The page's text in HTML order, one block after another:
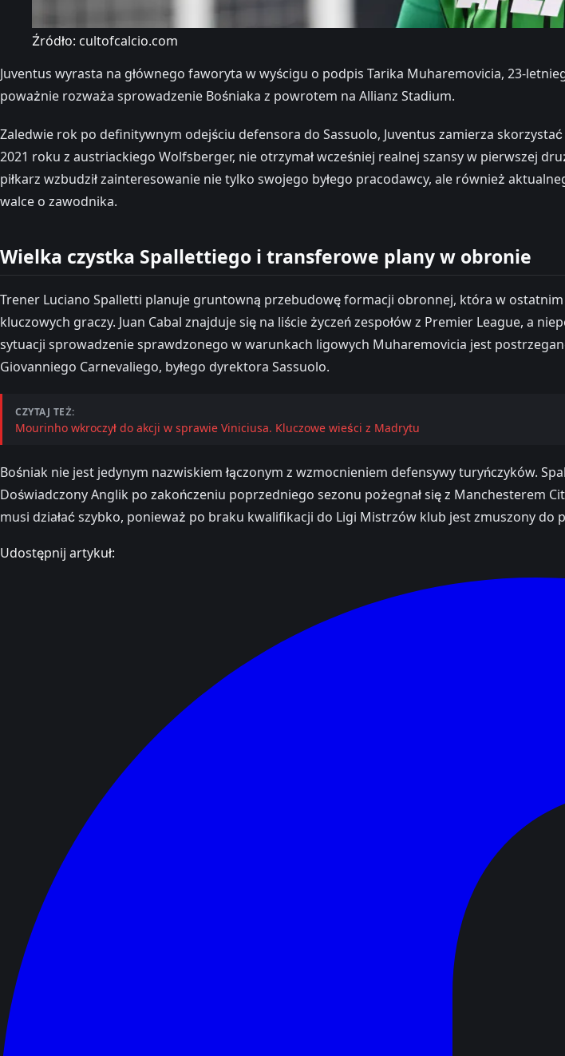
Źródło: cultofcalcio.com
Juventus wyrasta na głównego faworyta w wyścigu o podpis Tarika Muharemovicia, 23-
poważnie rozważa sprowadzenie Bośniaka z powrotem na Allianz Stadium.
Zaledwie rok po definitywnym odejściu defensora do Sassuolo, Juventus zamierza
2021 roku z austriackiego Wolfsberger, nie otrzymał wcześniej realnej szansy w pierwszej
piłkarz wzbudził zainteresowanie nie tylko swojego byłego pracodawcy, ale również
walce o zawodnika.
Wielka czystka Spallettiego i transferowe plany w obronie
Trener Luciano Spalletti planuje gruntowną przebudowę formacji obronnej, która w ostatnim
kluczowych graczy. Juan Cabal znajduje się na liście życzeń zespołów z Premier League, a
sytuacji sprowadzenie sprawdzonego w warunkach ligowych Muharemovicia jest
Giovanniego Carnevaliego, byłego dyrektora Sassuolo.
CZYTAJ TEŻ:
Mourinho wkroczył do akcji w sprawie Viniciusa. Kluczowe wieści z Madrytu
Bośniak nie jest jedynym nazwiskiem łączonym z wzmocnieniem defensywy turyńczyków.
Doświadczony Anglik po zakończeniu poprzedniego sezonu pożegnał się z Manchesterem
musi działać szybko, ponieważ po braku kwalifikacji do Ligi Mistrzów klub jest zmuszony
Udostępnij artykuł: